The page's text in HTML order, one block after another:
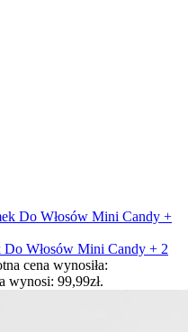
Do Włosów Mini Candy + 2
cena wynosiła:
wynosi: 99,99zł.